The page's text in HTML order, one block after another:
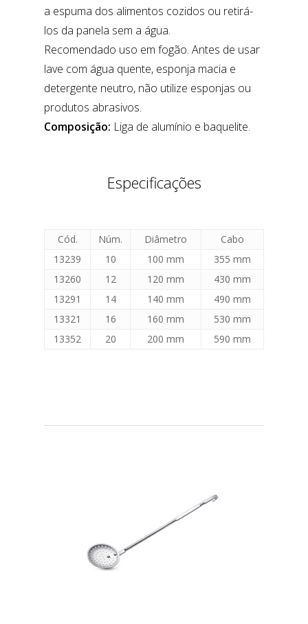
a espuma dos alimentos cozidos ou retirá-
los da panela sem a água.
Recomendado uso em fogão. Antes de usar
lave com água quente, esponja macia e
detergente neutro, não utilize esponjas ou
produtos abrasivos.
Composição: Liga de alumínio e baquelite.
Especificações
Cód. Núm. Diâmetro
Cabo
13239
10 100 mm
355 mm
13260
12 120 mm
430 mm
13291
14 140 mm
490 mm
13321
16 160 mm
530 mm
13352
20 200 mm 590 mm